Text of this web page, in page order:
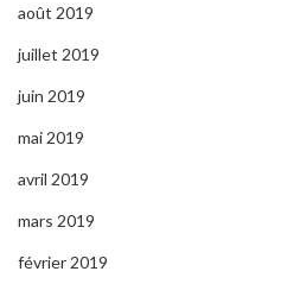
août 2019
juillet 2019
juin 2019
mai 2019
avril 2019
mars 2019
février 2019